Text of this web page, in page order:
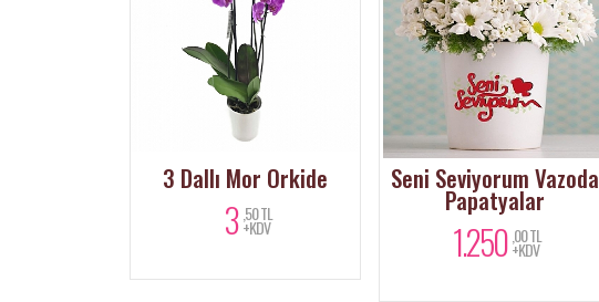
3 Dallı Mor Orkide
3 ,50 TL
+KDV
Seni Seviyorum Vazoda
Papatyalar
1.250 ,00 TL
+KDV